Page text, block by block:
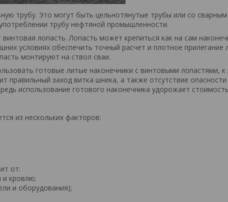
трубу. Это могут быть цельнотянутые трубы или со
трубу нефтяной промышленности.
лопасть. Лопасть может крепиться как на сам
условиях обеспечить точный расчет и плотное прилегание
монтируют на ствол сваи.
готовые литые наконечники с винтовыми лопастями,
правильный заход витка шнека, а также отсутствие
использование готового наконечника удорожает
из нескольких факторов:
от:
и кровлю;
и оборудования);